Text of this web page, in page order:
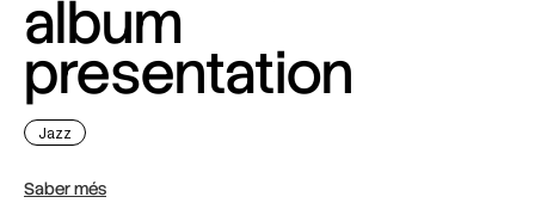
album
presentation
Jazz
Saber més